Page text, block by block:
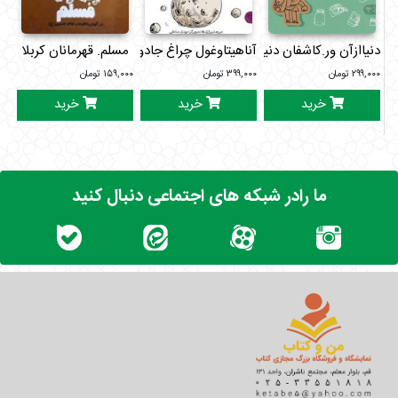
دنیاازآن ور.کاشفان دنیا1
۲۹۹,۰۰۰ تومان
خرید
آناهیتاوغول چراغ جادوی بوگندو
۳۹۹,۰۰۰ تومان
خرید
مسلم. قهرمانان کربلا
۱۵۹,۰۰۰ تومان
خرید
ما رادر شبکه های اجتماعی دنبال کنید